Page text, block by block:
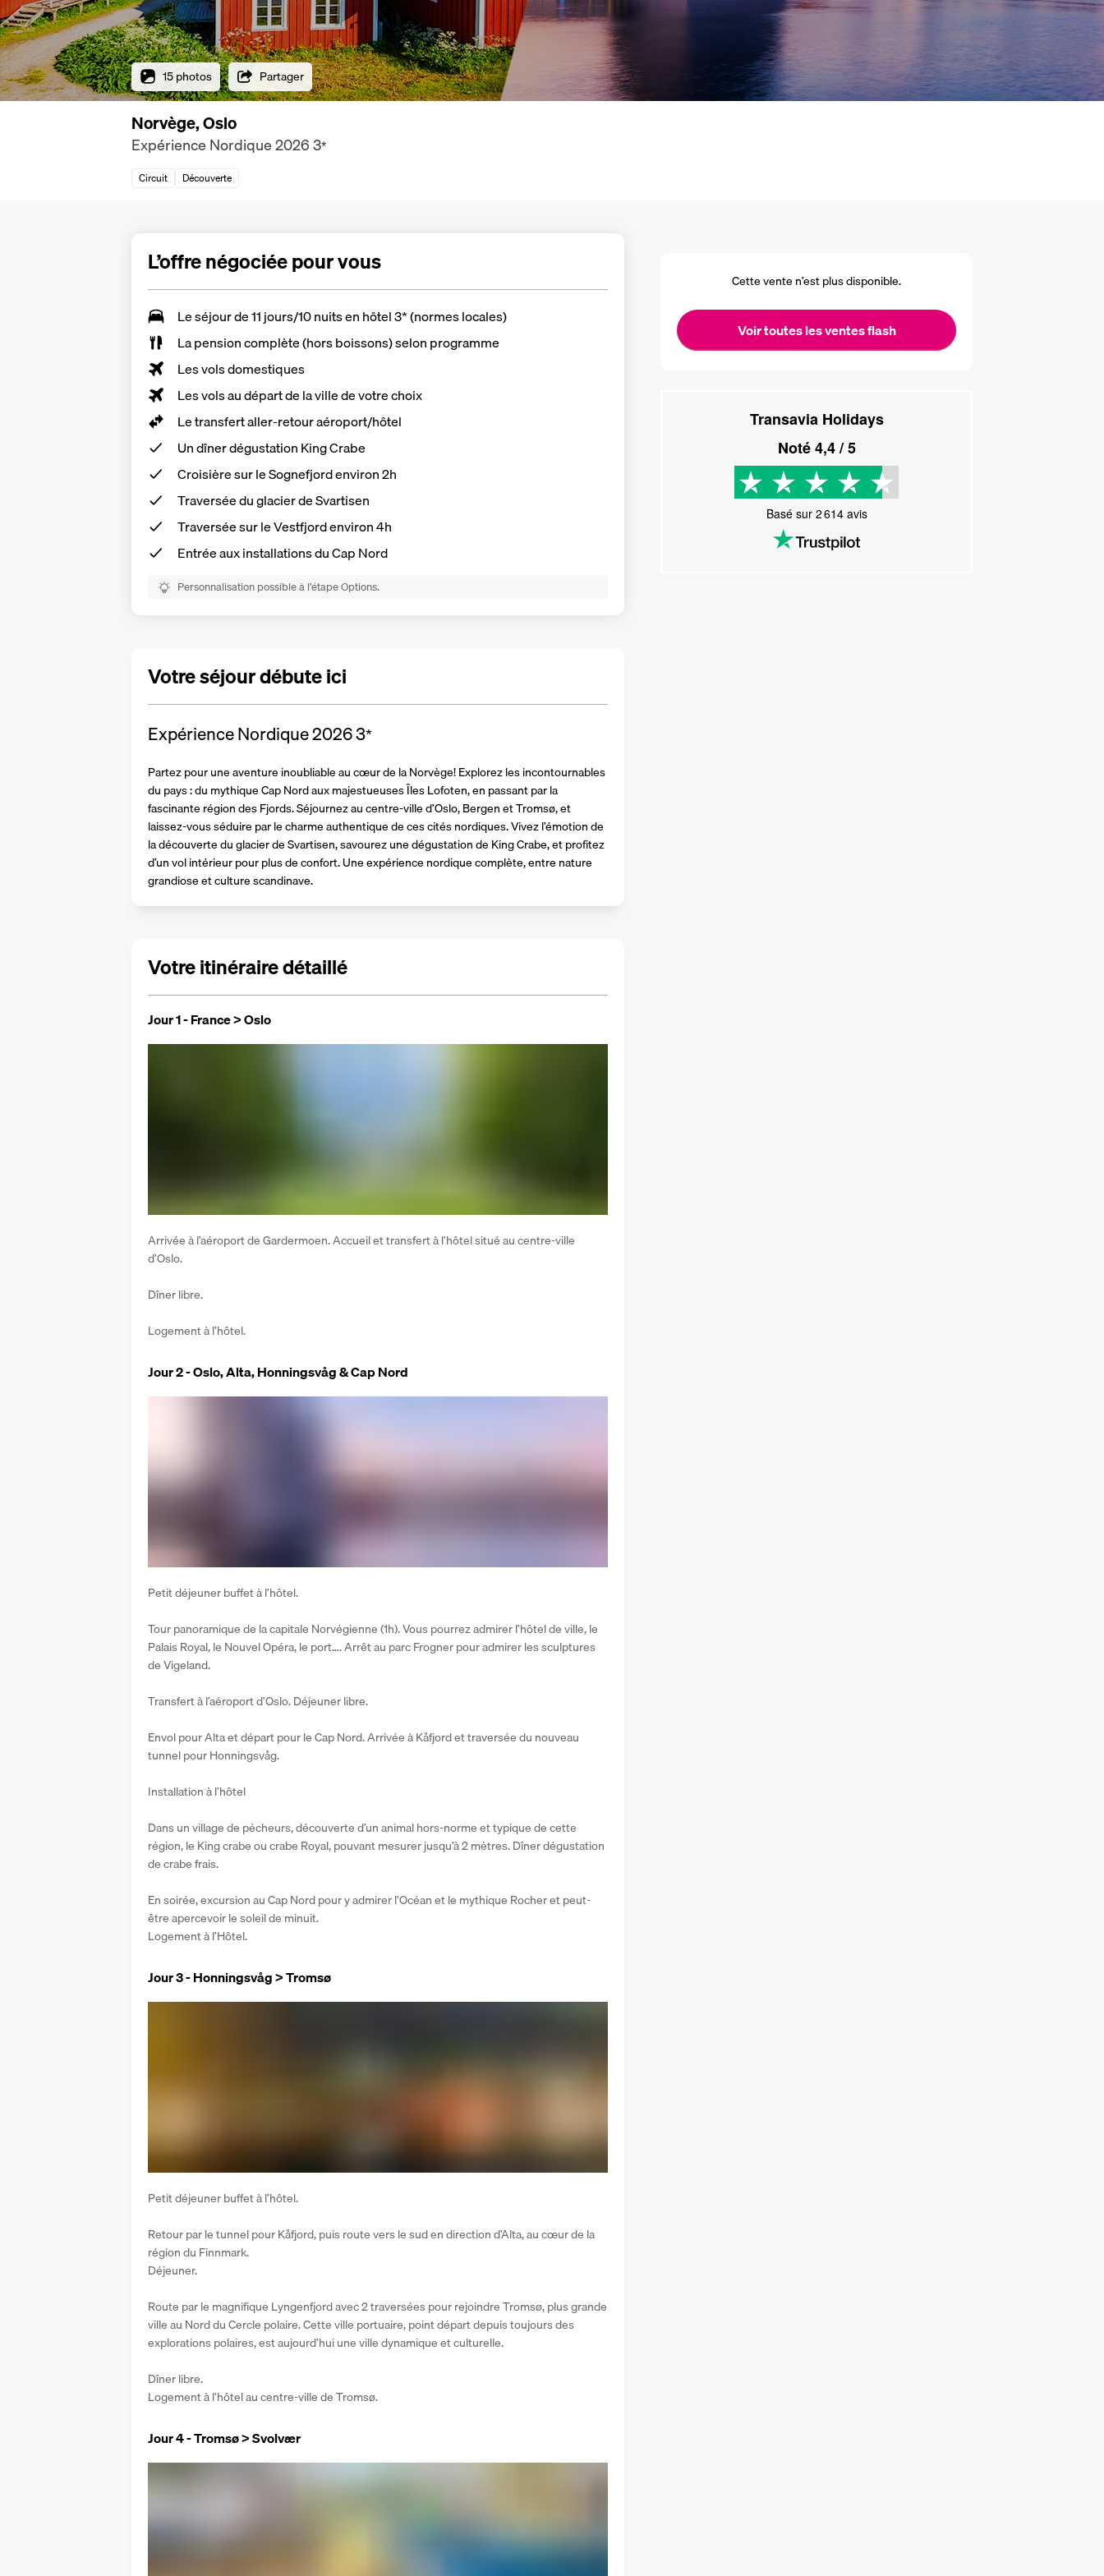
15 photos Partager
Norvège, Oslo
Expérience Nordique 20263*
Circuit Découverte
Cette vente n’est plus disponible.
Voir toutes les ventes flash
Transavia Holidays
Noté4,4/ 5
Basé sur 2 614avis
L’offre négociée pour vous
Le séjour de 11 jours/10 nuits en hôtel 3* (normes locales)
Lapension complète(hors boissons) selon programme
Les vols domestiques
Les vols au départ de la ville de votre choix
Letransfert aller-retour aéroport/hôtel
Un dîner dégustation King Crabe
Croisière sur le Sognefjord environ 2h
Traversée du glacier de Svartisen
Traversée sur le Vestfjord environ 4h
Entrée aux installations du Cap Nord
Personnalisation possible à l’étape Options.
Votre séjour débute ici
Expérience Nordique 20263*
Partez pour une aventure inoubliable au cœur de la Norvège! Explorez les incontournables
du pays : du mythique Cap Nord aux majestueuses Îles Lofoten, en passant par la
fascinante région des Fjords. Séjournez au centre-ville d’Oslo, Bergen et Tromsø, et
laissez-vous séduire par le charme authentique de ces cités nordiques. Vivez l’émotion de
la découverte du glacier de Svartisen, savourez une dégustation de King Crabe, et profitez
d’un vol intérieur pour plus de confort. Une expérience nordique complète, entre nature
grandiose et culture scandinave.
Votre itinéraire détaillé
Jour 1 - France > Oslo
Arrivée à l’aéroport de Gardermoen. Accueil et transfert à l’hôtel situé au centre-ville
d’Oslo.
Dîner libre.
Logement à l’hôtel.
Jour 2 - Oslo, Alta, Honningsvåg & Cap Nord
Petit déjeuner buffet à l’hôtel.
Tour panoramique de la capitale Norvégienne (1h). Vous pourrez admirer l’hôtel de ville, le
Palais Royal, le Nouvel Opéra, le port…. Arrêt au parc Frogner pour admirer les sculptures
de Vigeland.
Transfert à l’aéroport d’Oslo. Déjeuner libre.
Envol pour Alta et départ pour le Cap Nord. Arrivée à Kåfjord et traversée du nouveau
tunnel pour Honningsvåg.
Installation à l’hôtel
Dans un village de pécheurs, découverte d’un animal hors-norme et typique de cette
région, le King crabe ou crabe Royal, pouvant mesurer jusqu’à 2 mètres. Dîner dégustation
de crabe frais.
En soirée, excursion au Cap Nord pour y admirer l’Océan et le mythique Rocher et peut-
être apercevoir le soleil de minuit.
Logement à l’Hôtel.
Jour 3 - Honningsvåg > Tromsø
Petit déjeuner buffet à l’hôtel.
Retour par le tunnel pour Kåfjord, puis route vers le sud en direction d’Alta, au cœur de la
région du Finnmark.
Déjeuner.
Route par le magnifique Lyngenfjord avec 2 traversées pour rejoindre Tromsø, plus grande
ville au Nord du Cercle polaire. Cette ville portuaire, point départ depuis toujours des
explorations polaires, est aujourd’hui une ville dynamique et culturelle.
Dîner libre.
Logement à l’hôtel au centre-ville de Tromsø.
Jour 4 - Tromsø > Svolvær